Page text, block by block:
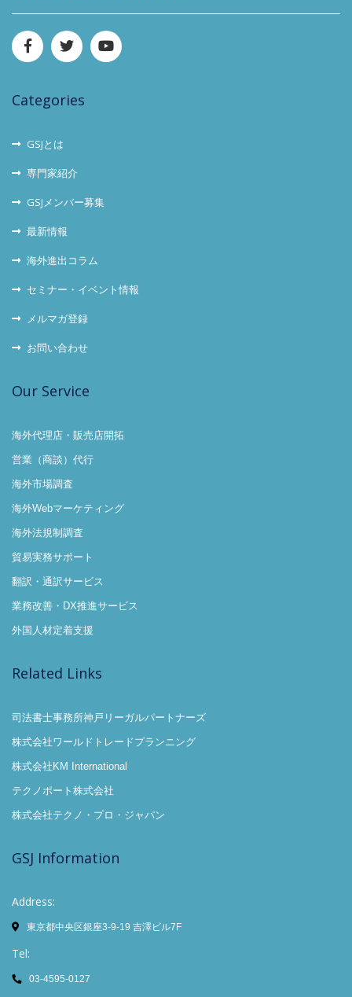
Categories
GSJとは
専門家紹介
GSJメンバー募集
最新情報
海外進出コラム
セミナー・イベント情報
メルマガ登録
お問い合わせ
Our Service
海外代理店・販売店開拓
営業（商談）代行
海外市場調査
海外Webマーケティング
海外法規制調査
貿易実務サポート
翻訳・通訳サービス
業務改善・DX推進サービス
外国人材定着支援
Related Links
司法書士事務所神戸リーガルパートナーズ
株式会社ワールドトレードプランニング
株式会社KM International
テクノポート株式会社
株式会社テクノ・プロ・ジャパン
GSJ Information
Address:
東京都中央区銀座3-9-19 吉澤ビル7F
Tel:
03-4595-0127